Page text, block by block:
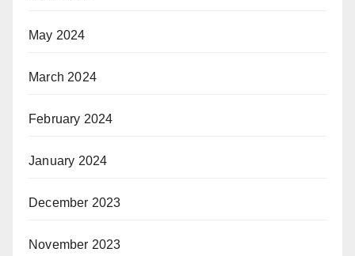
May 2024
March 2024
February 2024
January 2024
December 2023
November 2023